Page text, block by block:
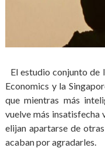
El estudio conjunto de
Economics y la
que mientras más
vuelve más insatisfecha
elijan apartarse de
acaban por agradarles.